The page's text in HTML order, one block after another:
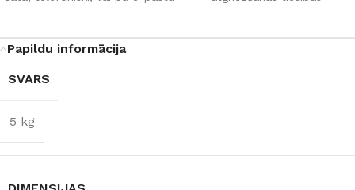
Papildu informācija
SVARS
5 kg